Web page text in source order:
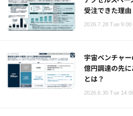
受注できた理由
2026.7.28 Tue 9:00
宇宙ベンチャ
億円調達の先に
とは？
2026.6.30 Tue